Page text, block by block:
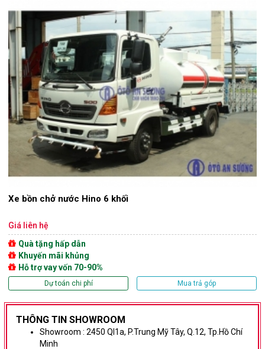
Xe bồn chở nước Hino 6 khối
Giá liên hệ
Quà tặng hấp dẫn
Khuyến mãi khủng
Hỗ trợ vay vốn 70-90%
Dự toán chi phí Mua trả góp
THÔNG TIN SHOWROOM
Showroom : 2450 Ql1a, P.Trung Mỹ Tây, Q.12, Tp.Hồ Chí
Minh